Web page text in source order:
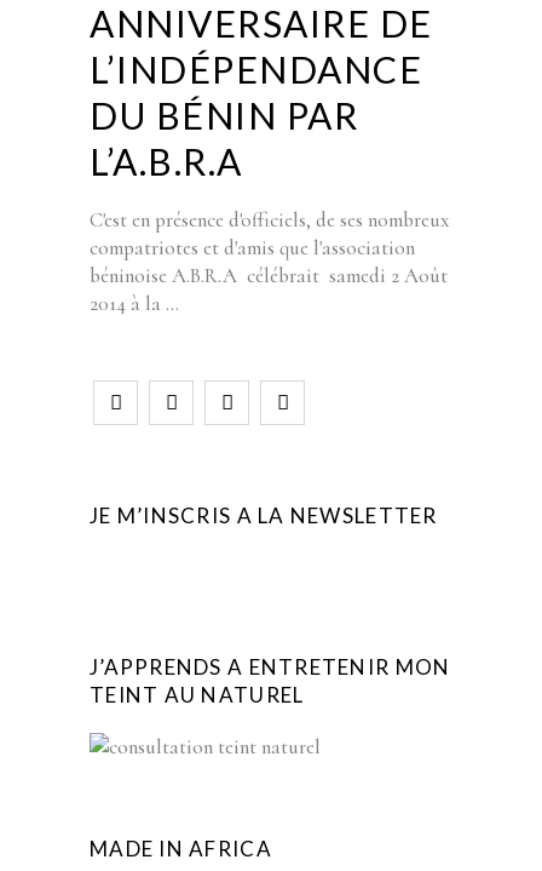
ANNIVERSAIRE DE
L’INDÉPENDANCE
DU BÉNIN PAR
L’A.B.R.A
C'est en présence d'officiels, de ses nombreux
compatriotes et d'amis que l'association
béninoise A.B.R.A célébrait samedi 2 Août
2014 à la
JE M’INSCRIS A LA NEWSLETTER
J’APPRENDS A ENTRETENIR MON
TEINT AU NATUREL
MADE IN AFRICA